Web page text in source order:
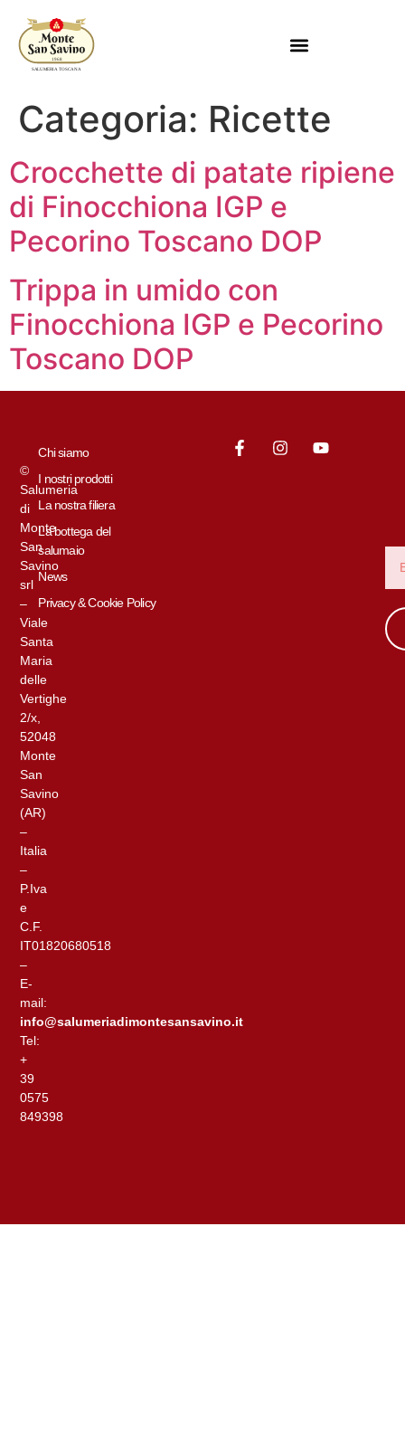
Categoria: Ricette
Crocchette di patate ripiene
di Finocchiona IGP e
Pecorino Toscano DOP
Trippa in umido con
Finocchiona IGP e Pecorino
Toscano DOP
©
Salumeria
di
Monte
San
Savino
srl
–
Viale
Santa
Maria
delle
Vertighe
2/x,
52048
Monte
San
Savino
(AR)
–
Italia
–
P.Iva
e
C.F.
IT01820680518
–
E-
mail:
info@salumeriadimontesansavino.it
Tel:
+
39
0575
849398
Chi siamo
I nostri prodotti
La nostra filiera
La bottega del
salumaio
News
Privacy & Cookie Policy